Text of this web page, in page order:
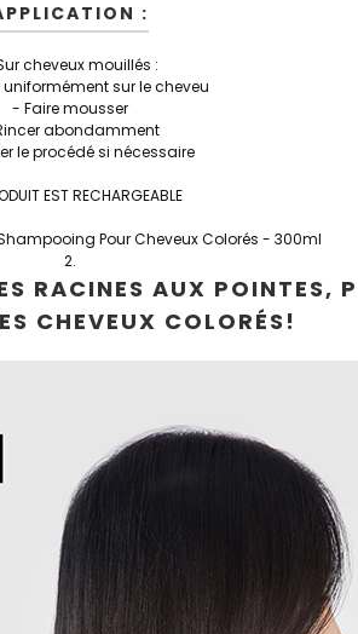
:
cheveux mouillés :
sur le cheveu
- Faire mousser
abondamment
le procédé si nécessaire
EST RECHARGEABLE
Pour Cheveux Colorés - 300ml
RACINES AUX POINTES,
CHEVEUX COLORÉS!